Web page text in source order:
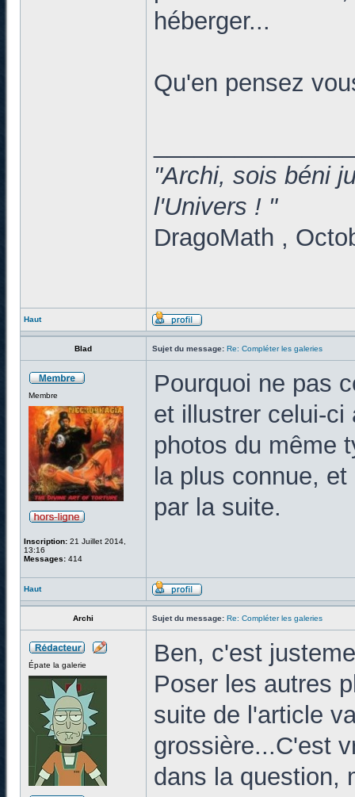
héberger...
Qu'en pensez
"Archi, sois béni
l'Univers ! "
DragoMath ,
Haut
Blad Sujet du message: Re: Compléter les galeries
Membre
Inscription: 21 Juillet 2014,
13:16
Messages: 414
Pourquoi ne pas
et illustrer celui-ci
photos du même
la plus connue,
par la suite.
Haut
Archi Sujet du message: Re: Compléter les galeries
Épate la galerie
Ben, c'est
Poser les autres
suite de l'article
grossière...C'est
dans la question,